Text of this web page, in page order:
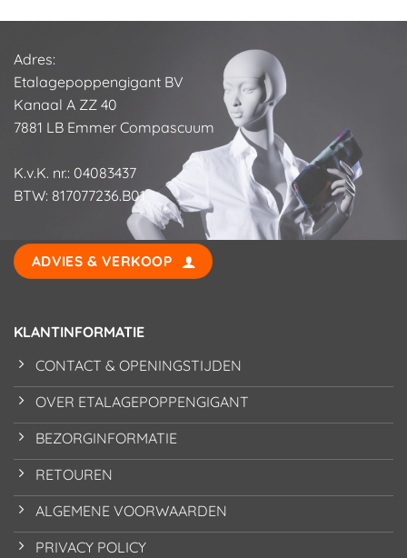
Adres:
Etalagepoppengigant BV
Kanaal A ZZ 40
7881 LB Emmer Compascuum
K.v.K. nr.: 04083437
BTW: 817077236.B01
ADVIES & VERKOOP
KLANTINFORMATIE
CONTACT & OPENINGSTIJDEN
OVER ETALAGEPOPPENGIGANT
BEZORGINFORMATIE
RETOUREN
ALGEMENE VOORWAARDEN
PRIVACY POLICY